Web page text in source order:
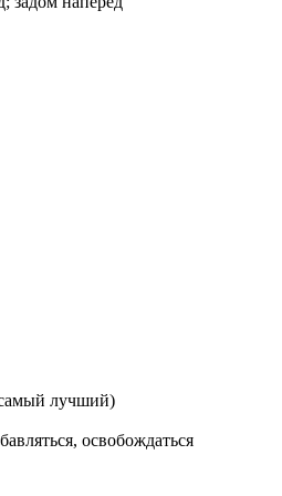
лучший)
освобождаться